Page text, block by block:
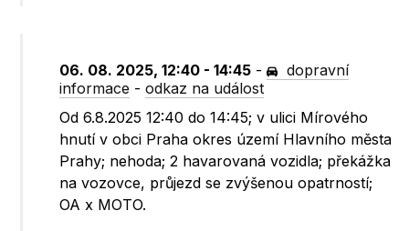
06. 08. 2025, 12:40 - 14:45 -
dopravní
informace -odkaz na událost
Od 6.8.2025 12:40 do 14:45; v ulici Mírového
hnutí v obci Praha okres území Hlavního města
Prahy; nehoda; 2 havarovaná vozidla; překážka
na vozovce, průjezd se zvýšenou opatrností;
OA x MOTO.